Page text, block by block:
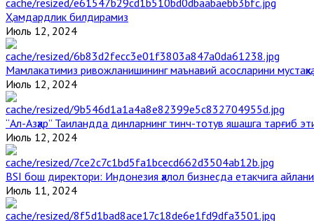
Ҳамдардлик билдирамиз
Июль 12, 2024
Мамлакатимиз ривожланишининг маънавий асосларини
Июль 12, 2024
“Ал-Азҳар” Таиландда динларнинг тинч-тотув яшашга тарғиб
Июль 12, 2024
BSI бош директори: Индонезия ҳалол бизнесда етакчига
Июль 11, 2024